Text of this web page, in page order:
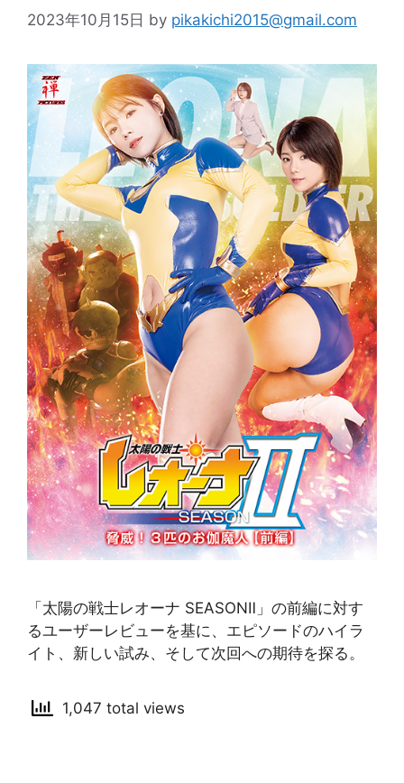
2023年10月15日 by pikakichi2015@gmail.com
「太陽の戦士レオーナ SEASONⅡ」の前編に対す
るユーザーレビューを基に、エピソードのハイラ
イト、新しい試み、そして次回への期待を探る。
1,047 total views